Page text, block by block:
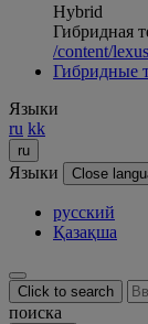
Hybrid
Гибридная
/content/
Гибридные
Языки
ru kk
ru
Языки Close
русский
Қазақша
Click to search
поиска